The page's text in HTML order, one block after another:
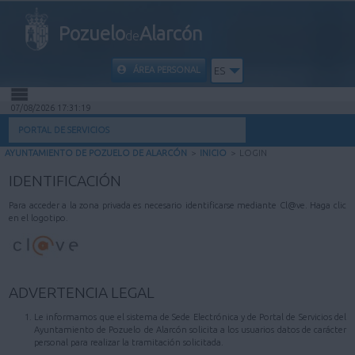
PozuelodeAlarcón
ÁREA PERSONAL ES
INICIO
MI CARPETA
INFORMACIÓN MUNICIPAL
AYUDA
07/08/2026 17:31:19
PORTAL DE SERVICIOS
AYUNTAMIENTO DE POZUELO DE ALARCÓN > INICIO > LOGIN
IDENTIFICACIÓN
Para acceder a la zona privada es necesario identificarse mediante Cl@ve. Haga clic
en el logotipo.
ADVERTENCIA LEGAL
Le informamos que el sistema de Sede Electrónica y de Portal de Servicios del
Ayuntamiento de Pozuelo de Alarcón solicita a los usuarios datos de carácter
personal para realizar la tramitación solicitada.